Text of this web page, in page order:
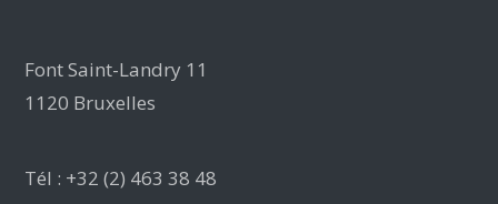
Font Saint-Landry 11
1120 Bruxelles
Tél : +32 (2) 463 38 48